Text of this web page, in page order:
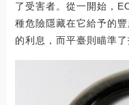
了受害者。從一開始，
種危險隱藏在它給予的
的利息，而平臺則瞄準了